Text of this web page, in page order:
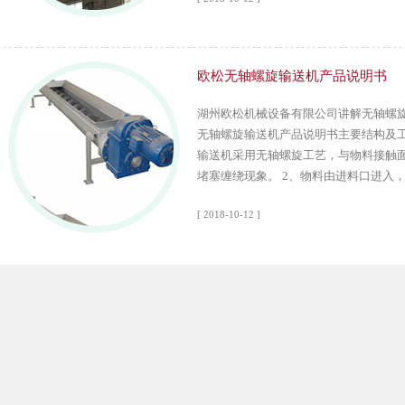
欧松无轴螺旋输送机产品说明书
湖州欧松机械设备有限公司讲解无轴螺
无轴螺旋输送机产品说明书主要结构及
输送机采用无轴螺旋工艺，与物料接触
堵塞缠绕现象。 2、物料由进料口进入
[ 2018-10-12 ]